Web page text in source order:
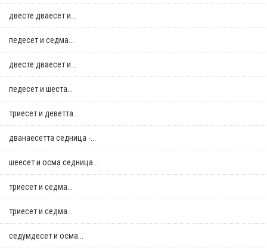
двестe дваесет и...
педесет и седма...
двестe дваесет и...
педесет и шеста...
триесет и деветта...
дванаесетта седница -...
шеесет и осма седница...
триесет и седма...
триесет и седма...
седумдесет и осма...